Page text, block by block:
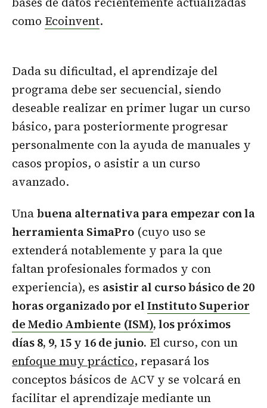
como Ecoinvent.
Dada su dificultad, el aprendizaje del
programa debe ser secuencial, siendo
deseable realizar en primer lugar un curso
básico, para posteriormente progresar
personalmente con la ayuda de manuales y
casos propios, o asistir a un curso
avanzado.
Unabuena alternativa para empezar con la
herramienta SimaPro (cuyo uso se
extenderá notablemente y para la que
faltan profesionales formados y con
experiencia), es asistir al curso básico de 20
horas organizado por elInstituto Superior
de Medio Ambiente (ISM), los próximos
días 8, 9, 15 y 16 de junio. El curso, con un
enfoque muy práctico, repasará los
conceptos básicos de ACV y se volcará en
facilitar el aprendizaje mediante un